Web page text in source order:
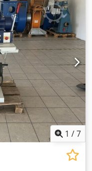
højdejustering med
mm Dsdpfsxgu Uaox
mm x 1300 mm
frit læsset, ikke
stand som
1 /7